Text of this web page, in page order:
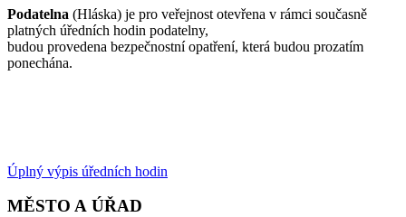
Podatelna (Hláska) je pro veřejnost otevřena v rámci současně
platných úředních hodin podatelny,
budou provedena bezpečnostní opatření, která budou prozatím
ponechána.
Úplný výpis úředních hodin
MĚSTO A ÚŘAD